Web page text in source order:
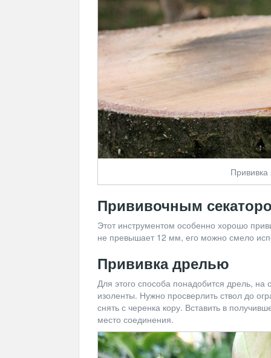
Прививка
Прививочным
Этот инструментом особенно хорошо
не превышает 12 мм, его можно смело
Прививка дрелью
Для этого способа понадобится дрель, на
изоленты. Нужно просверлить ствол до
снять с черенка кору. Вставить в
место соединения.